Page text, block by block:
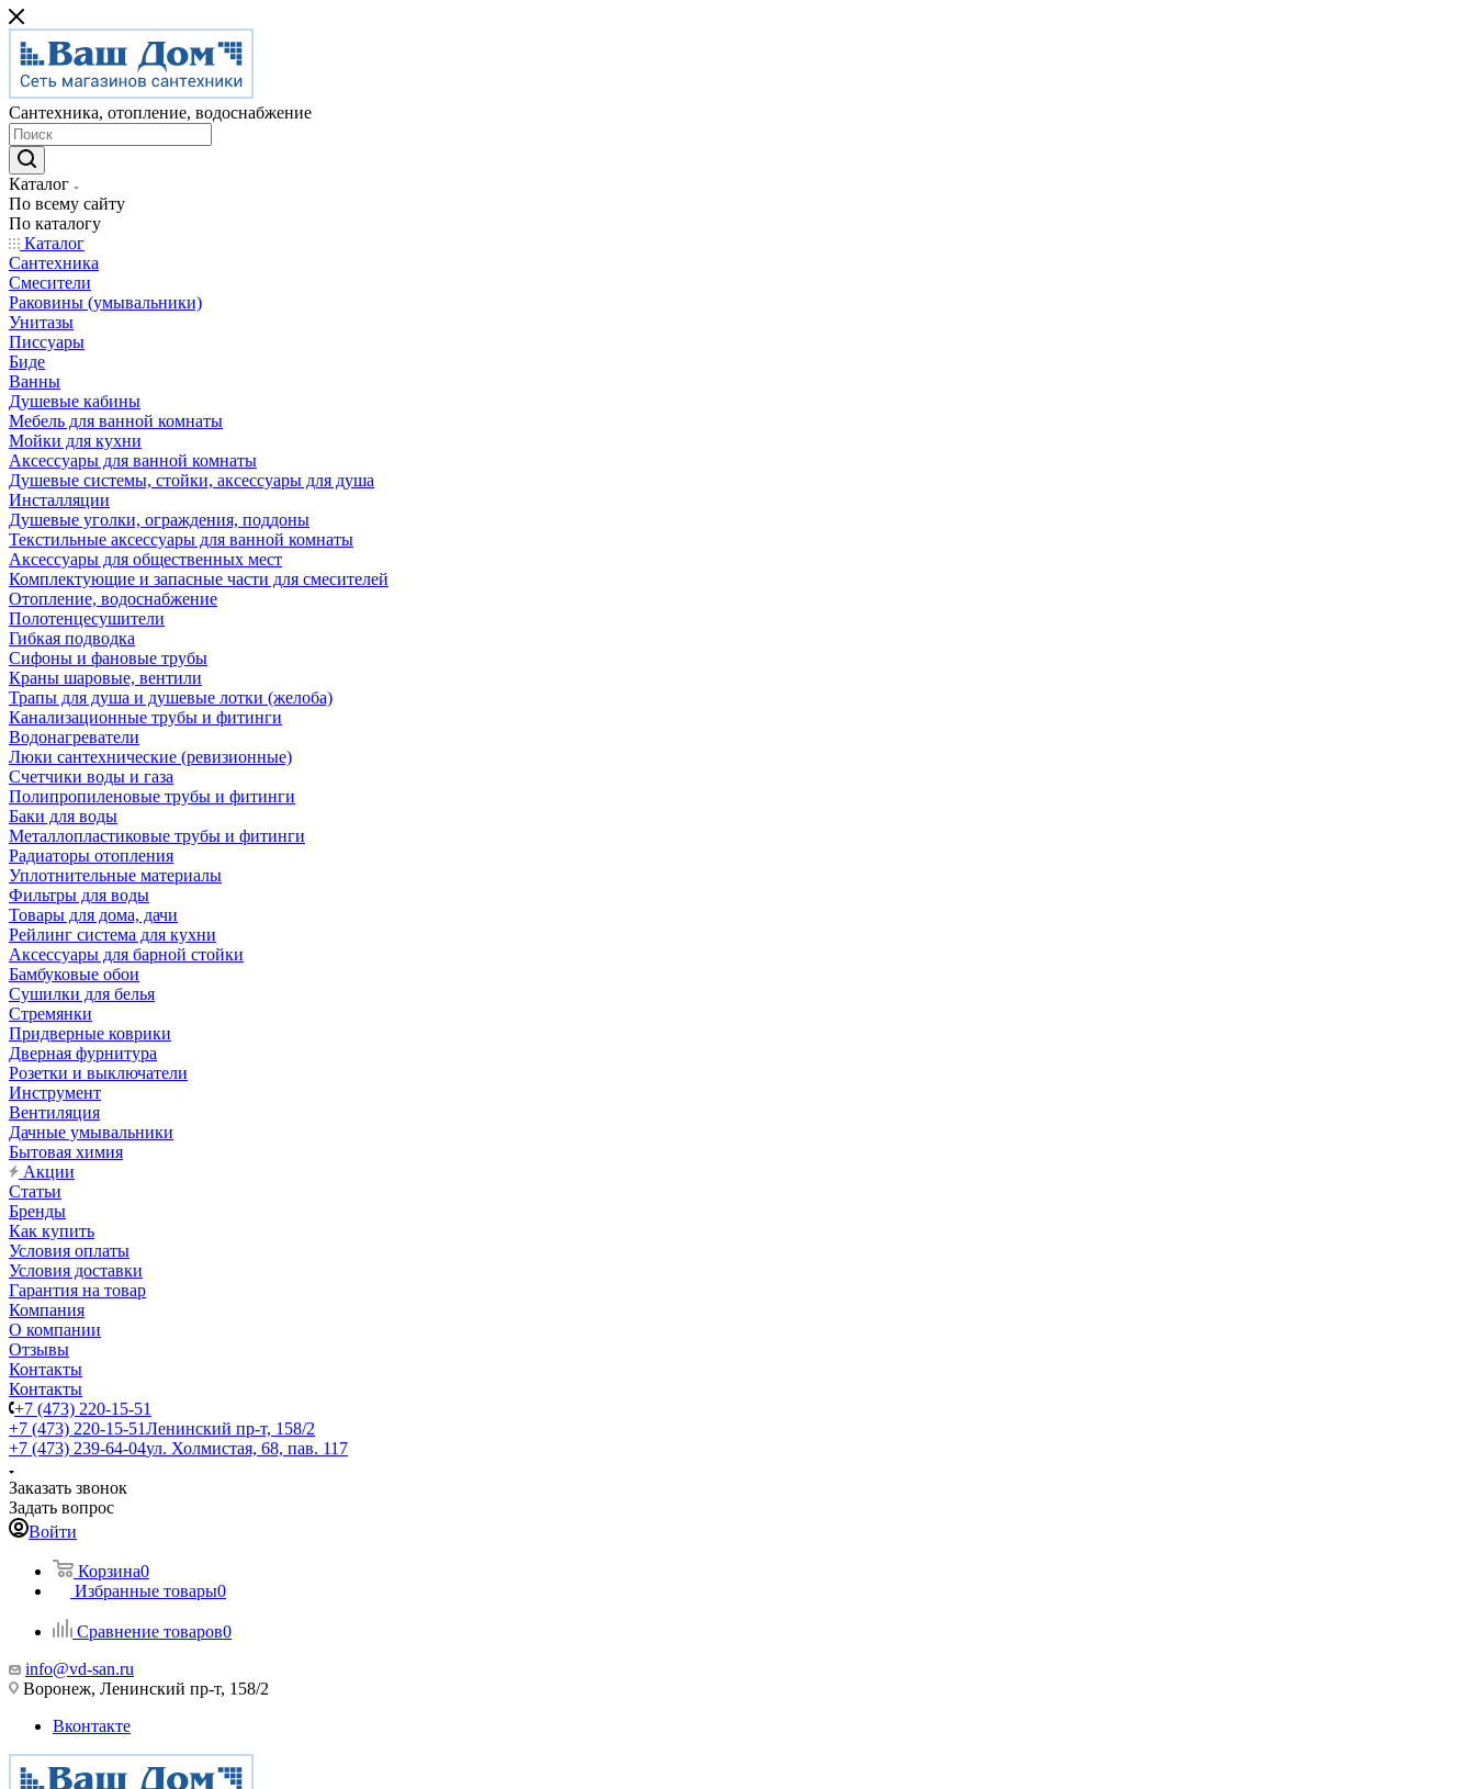
Сантехника, отопление, водоснабжение
Каталог
По всему сайту
По каталогу
Каталог
Сантехника
Смесители
Раковины (умывальники)
Унитазы
Писсуары
Биде
Ванны
Душевые кабины
Мебель для ванной комнаты
Мойки для кухни
Аксессуары для ванной комнаты
Душевые системы, стойки, аксессуары для душа
Инсталляции
Душевые уголки, ограждения, поддоны
Текстильные аксессуары для ванной комнаты
Аксессуары для общественных мест
Комплектующие и запасные части для смесителей
Отопление, водоснабжение
Полотенцесушители
Гибкая подводка
Сифоны и фановые трубы
Краны шаровые, вентили
Трапы для душа и душевые лотки (желоба)
Канализационные трубы и фитинги
Водонагреватели
Люки сантехнические (ревизионные)
Счетчики воды и газа
Полипропиленовые трубы и фитинги
Баки для воды
Металлопластиковые трубы и фитинги
Радиаторы отопления
Уплотнительные материалы
Фильтры для воды
Товары для дома, дачи
Рейлинг система для кухни
Аксессуары для барной стойки
Бамбуковые обои
Сушилки для белья
Стремянки
Придверные коврики
Дверная фурнитура
Розетки и выключатели
Инструмент
Вентиляция
Дачные умывальники
Бытовая химия
Акции
Статьи
Бренды
Как купить
Условия оплаты
Условия доставки
Гарантия на товар
Компания
О компании
Отзывы
Контакты
Контакты
+7 (473) 220-15-51
+7 (473) 220-15-51Ленинский пр-т, 158/2
+7 (473) 239-64-04ул. Холмистая, 68, пав. 117
Заказать звонок
Задать вопрос
Войти
Корзина0
Избранные товары0
Сравнение товаров0
info@vd-san.ru
Воронеж, Ленинский пр-т, 158/2
Вконтакте